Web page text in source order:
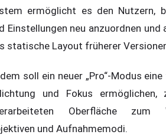
ermöglicht es den Nutzern,
Einstellungen neu anzuordnen und
statische Layout früherer
soll ein neuer „Pro“-Modus
und Fokus ermöglichen,
Oberfläche zum
und Aufnahmemodi.